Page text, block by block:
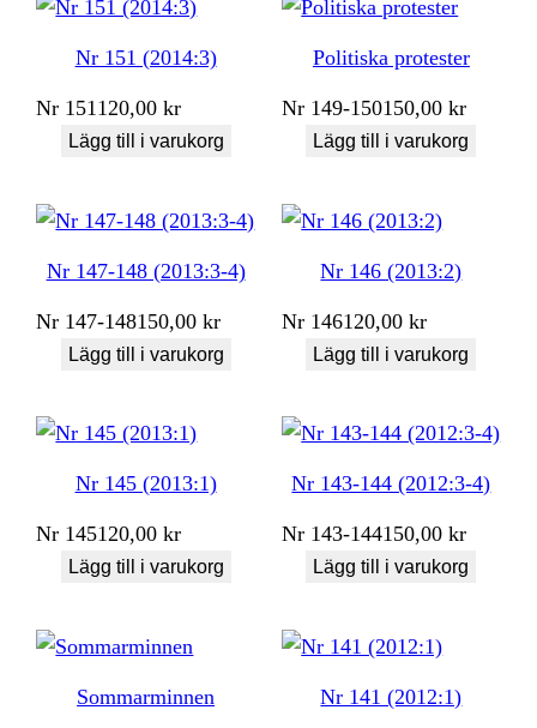
Nr 151 (2014:3)
Nr 151120,00kr
Lägg till i varukorg
Politiska protester
Nr 149-150150,00kr
Lägg till i varukorg
Nr 147-148 (2013:3-4)
Nr 147-148150,00kr
Lägg till i varukorg
Nr 146 (2013:2)
Nr 146120,00kr
Lägg till i varukorg
Nr 145 (2013:1)
Nr 145120,00kr
Lägg till i varukorg
Nr 143-144 (2012:3-4)
Nr 143-144150,00kr
Lägg till i varukorg
Sommarminnen Nr 141 (2012:1)